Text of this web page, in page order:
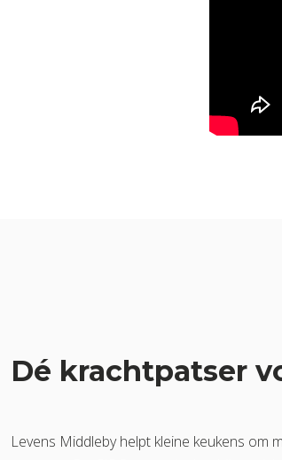
Dé krachtpatser
Levens Middleby helpt kleine keukens om